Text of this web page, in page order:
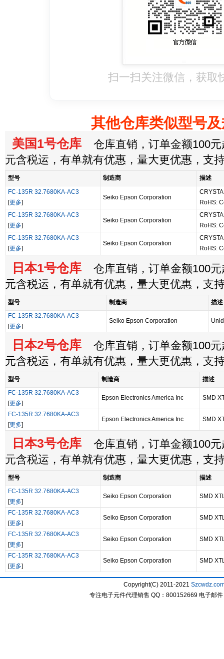
扫一扫关注微信，获取
其他仓库类似型号
美国1号仓库 仓库直销，订单金额100元
元含税运，有单就有优惠，量大更优惠，支
型号 制造商
描述
FC-135R 32.7680KA-AC3
[更多]
Seiko Epson Corporation
RoHS:
FC-135R 32.7680KA-AC3
[更多]
Seiko Epson Corporation
RoHS:
FC-135R 32.7680KA-AC3
[更多]
Seiko Epson Corporation
RoHS:
日本1号仓库 仓库直销，订单金额100元
元含税运，有单就有优惠，量大更优惠，支
型号 制造商
描述
FC-135R 32.7680KA-AC3
[更多]
Seiko Epson Corporation
日本2号仓库 仓库直销，订单金额100元
元含税运，有单就有优惠，量大更优惠，支
型号 制造商
描述
FC-135R 32.7680KA-AC3
[更多]
Epson Electronics America Inc SMD
FC-135R 32.7680KA-AC3
[更多]
Epson Electronics America Inc SMD
日本3号仓库 仓库直销，订单金额100元
元含税运，有单就有优惠，量大更优惠，支
型号 制造商
描述
FC-135R 32.7680KA-AC3
[更多]
Seiko Epson Corporation SMD
FC-135R 32.7680KA-AC3
[更多]
Seiko Epson Corporation SMD
FC-135R 32.7680KA-AC3
[更多]
Seiko Epson Corporation SMD
FC-135R 32.7680KA-AC3
[更多]
Seiko Epson Corporation SMD
Copyright(C) 2011-2021
专注电子元件代理销售 QQ：800152669 电子邮